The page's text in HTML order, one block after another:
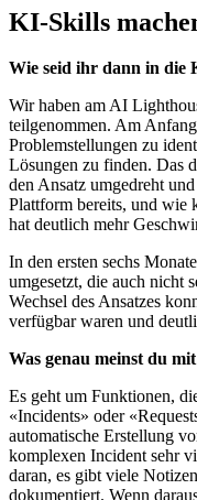
KI-Skills
Wie seid ihr dann in die
Wir haben am AI
teilgenommen. Am
Problemstellungen zu
Lösungen zu finden. Das
den Ansatz umgedreht
Plattform bereits, und wie
hat deutlich mehr
In den ersten sechs
umgesetzt, die auch nicht
Wechsel des Ansatzes
verfügbar waren und
Was genau meinst du
Es geht um Funktionen,
«Incidents» oder
automatische Erstellung
komplexen Incident sehr
daran, es gibt viele
dokumentiert. Wenn